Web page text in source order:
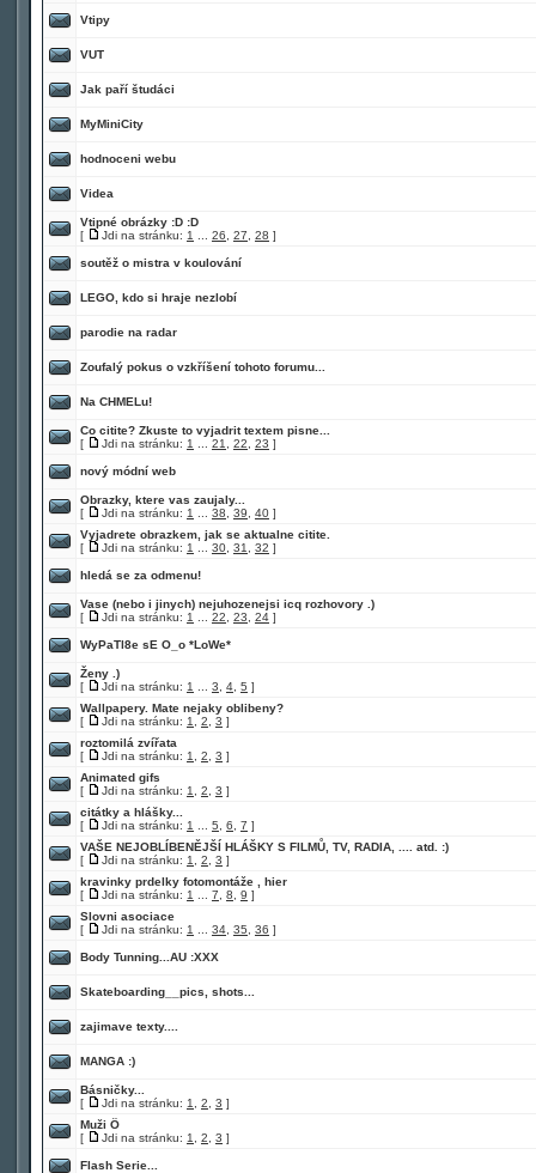
Vtipy
VUT
Jak paří študáci
MyMiniCity
hodnoceni webu
Videa
Vtipné obrázky :D :D
[
Jdi na stránku: 1 26 27 28 ]
soutěž o mistra v koulování
LEGO, kdo si hraje nezlobí
parodie na radar
Zoufalý pokus o vzkříšení tohoto forumu...
Na CHMELu!
Co citite? Zkuste to vyjadrit textem pisne...
[
Jdi na stránku: 1 21 22 23 ]
nový módní web
Obrazky, ktere vas zaujaly...
[
Jdi na stránku: 1 38 39 40 ]
Vyjadrete obrazkem, jak se aktualne citite.
[
Jdi na stránku: 1 30 31 32 ]
hledá se za odmenu!
Vase (nebo i jinych) nejuhozenejsi icq rozhovory .)
[
Jdi na stránku: 1 22 23 24 ]
WyPaTl8e sE O_o *LoWe*
Ženy .)
[
Jdi na stránku: 1 3 4 5 ]
Wallpapery. Mate nejaky oblibeny?
[
Jdi na stránku: 1 2 3 ]
roztomilá zvířata
[
Jdi na stránku: 1 2 3 ]
Animated gifs
[
Jdi na stránku: 1 2 3 ]
citátky a hlášky...
[
Jdi na stránku: 1 5 6 7 ]
VAŠE NEJOBLÍBENĚJŠÍ HLÁŠKY S FILMŮ, TV, RADIA, .... atd. :)
[
Jdi na stránku: 1 2 3 ]
kravinky prdelky fotomontáže , hier
[
Jdi na stránku: 1 7 8 9 ]
Slovni asociace
[
Jdi na stránku: 1 34 35 36 ]
Body Tunning...AU :XXX
Skateboarding__pics, shots...
zajimave texty....
MANGA :)
Básničky...
[
Jdi na stránku: 1 2 3 ]
Muži Ö
[
Jdi na stránku: 1 2 3 ]
Flash Serie...